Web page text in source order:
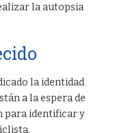
la autopsia
la identidad
a la espera de
para identificar y